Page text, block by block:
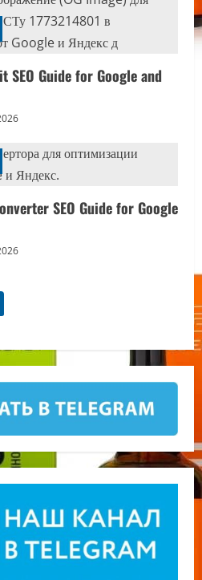
Guide for Google and
SEO Guide for Google